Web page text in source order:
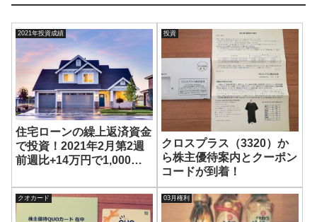
2021年投資成績
住宅ローンの繰上返済資金
で投資！2021年2月第2週
前週比+14万円で1,000万
投資
クロスプラス（3320）か
ら株主優待案内とクーポン
コードが到着！
クオカード 03月権利